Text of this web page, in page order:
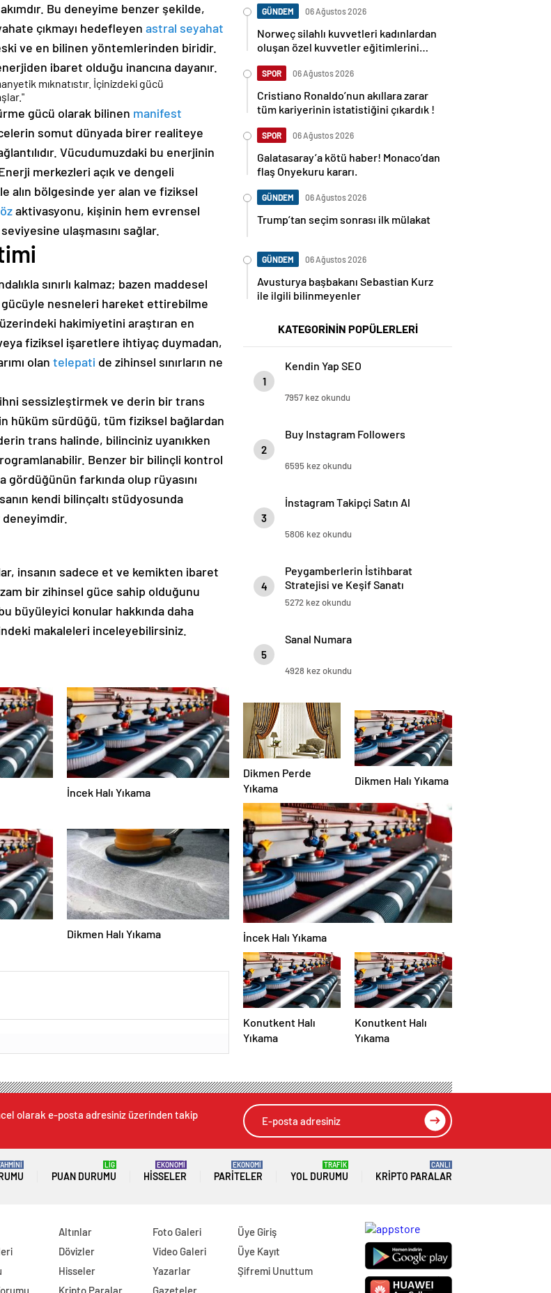
Bu deneyime benzer şekilde,
çıkmayı hedefleyen astral seyahat
ve en bilinen yöntemlerinden biridir.
ibaret olduğu inancına dayanır.
mıknatıstır. İçinizdeki gücü
gücü olarak bilinen manifest
somut dünyada birer realiteye
Vücudumuzdaki bu enerjinin
merkezleri açık ve dengeli
alın bölgesinde yer alan ve fiziksel
aktivasyonu, kişinin hem evrensel
ulaşmasını sağlar.
sınırlı kalmaz; bazen maddesel
nesneleri hareket ettirebilme
hakimiyetini araştıran en
fiziksel işaretlere ihtiyaç duymadan,
olan telepati de zihinsel sınırların ne
sessizleştirmek ve derin bir trans
hüküm sürdüğü, tüm fiziksel bağlardan
trans halinde, bilinciniz uyanıkken
Benzer bir bilinçli kontrol
gördüğünün farkında olup rüyasını
kendi bilinçaltı stüdyosunda
insanın sadece et ve kemikten ibaret
bir zihinsel güce sahip olduğunu
büyüleyici konular hakkında daha
makaleleri inceleyebilirsiniz.
İncek Halı Yıkama
Dikmen Halı Yıkama
GÜNDEM 06 Ağustos 2026
Norweç silahlı kuvvetleri kadınlardan
oluşan özel kuvvetler eğitimlerini
SPOR 06 Ağustos 2026
Cristiano Ronaldo’nun akıllara zarar
tüm kariyerinin istatistiğini çıkardık !
SPOR 06 Ağustos 2026
Galatasaray’a kötü haber! Monaco’dan
flaş Onyekuru kararı.
GÜNDEM 06 Ağustos 2026
Trump’tan seçim sonrası ilk mülakat
GÜNDEM 06 Ağustos 2026
Avusturya başbakanı Sebastian Kurz
ile ilgili bilinmeyenler
KATEGORİNİN POPÜLERLERİ
1
Kendin Yap SEO
7957 kez okundu
2
Buy Instagram Followers
6595 kez okundu
3
İnstagram Takipçi Satın Al
5806 kez okundu
4
Peygamberlerin İstihbarat
Stratejisi ve Keşif Sanatı
5272 kez okundu
5
Sanal Numara
4928 kez okundu
Dikmen Perde
Yıkama
Dikmen Halı Yıkama
İncek Halı Yıkama
Konutkent Halı
Yıkama
Konutkent Halı
Yıkama
olarak e-posta adresiniz üzerinden takip
PUAN DURUMU
LİG
HISSELER
EKONOMİ
PARITELER
EKONOMİ
YOL DURUMU
TRAFİK
KRIPTO PARALAR
CANLI
Altınlar
Dövizler
Hisseler
Kripto Paralar
Foto Galeri
Video Galeri
Yazarlar
Gazeteler
Üye Giriş
Üye Kayıt
Şifremi Unuttum